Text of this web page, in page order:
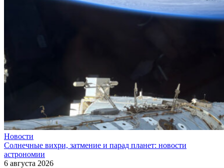
Новости
Солнечные вихри, затмение и парад планет: новости
астрономии
6 августа 2026